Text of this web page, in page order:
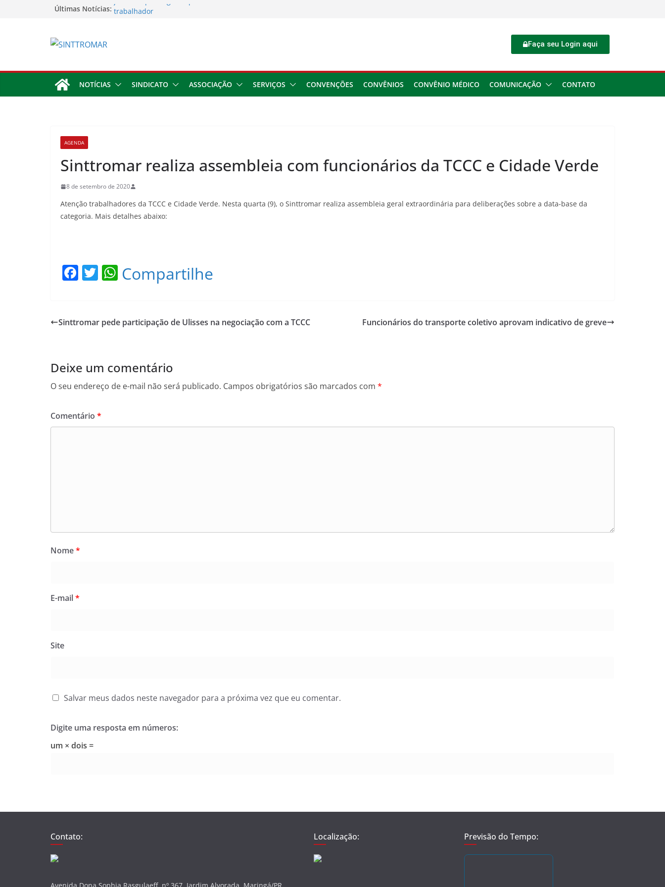
Últimas Notícias: Jornadas prolongadas podem causar danos à saúde do
trabalhador
trabalhadores
Faça seu Login aqui
NOTÍCIAS SINDICATO ASSOCIAÇÃO SERVIÇOS CONVENÇÕES CONVÊNIOS CONVÊNIO MÉDICO COMUNICAÇÃO CONTATO
AGENDA
Sinttromar realiza assembleia com funcionários da TCCC e Cidade Verde
8 de setembro de 2020
Atenção trabalhadores da TCCC e Cidade Verde. Nesta quarta (9), o Sinttromar realiza assembleia geral extraordinária para deliberações sobre a data-base da
categoria. Mais detalhes abaixo:
F
e
o
k
T
er
W
s
p
Compartilhe
Sinttromar pede participação de Ulisses na negociação com a TCCC Funcionários do transporte coletivo aprovam indicativo de greve
Deixe um comentário
O seu endereço de e-mail não será publicado. Campos obrigatórios são marcados com *
Comentário *
Nome*
E-mail*
Site
Salvar meus dados neste navegador para a próxima vez que eu comentar.
Digite uma resposta em números:
um × dois =
Contato: Localização: Previsão do Tempo: